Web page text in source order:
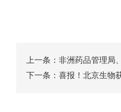
上一条： 非洲药品管理局
下一条： 喜报！北京生物